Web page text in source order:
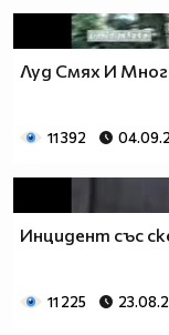
Луд Смях И
11 392
Инцидент със
11 225